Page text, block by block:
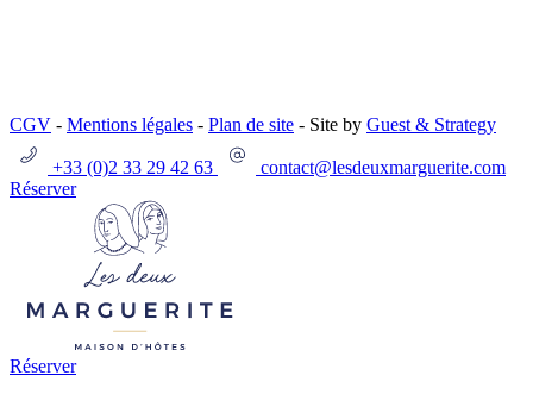
CGV - Mentions légales - Plan de site - Site by Guest & Strategy
+33 (0)2 33 29 42 63
contact@lesdeuxmarguerite.com
Réserver
Réserver